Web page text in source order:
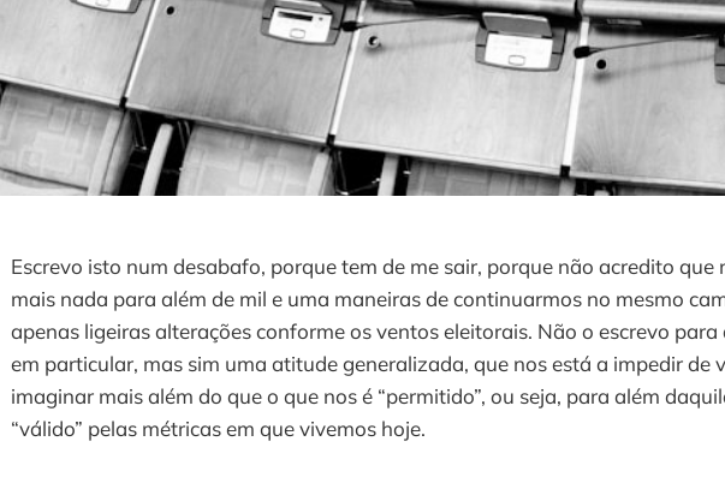
Escrevo isto num desabafo, porque tem de me sair, porque não acredito que
mais nada para além de mil e uma maneiras de continuarmos no mesmo
apenas ligeiras alterações conforme os ventos eleitorais. Não o escrevo
em particular, mas sim uma atitude generalizada, que nos está a impedir de
imaginar mais além do que o que nos é “permitido”, ou seja, para além
“válido” pelas métricas em que vivemos hoje.